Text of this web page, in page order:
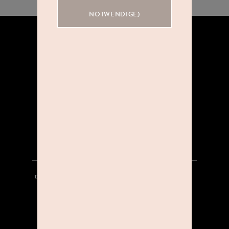
NOTWENDIGE)
DATENSCHUTZ